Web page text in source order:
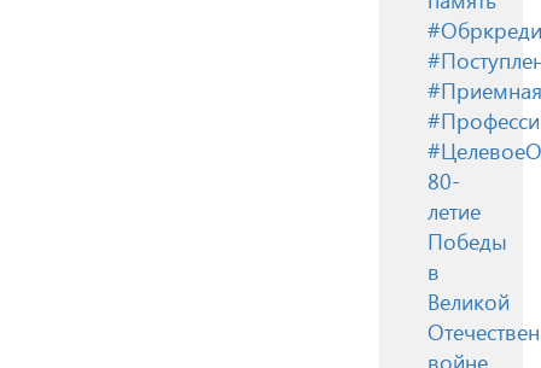
80-
летие
Победы
в
Великой
войне